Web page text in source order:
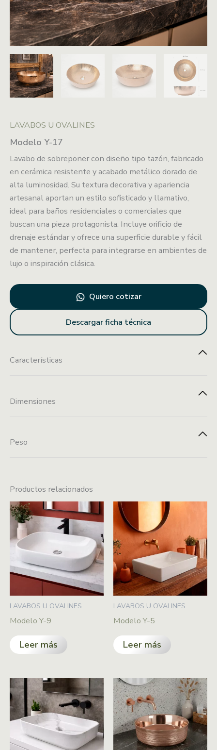
LAVABOS U OVALINES
Modelo Y-17
Lavabo de sobreponer con diseño tipo tazón, fabricado
en cerámica resistente y acabado metálico dorado de
alta luminosidad. Su textura decorativa y apariencia
artesanal aportan un estilo sofisticado y llamativo,
ideal para baños residenciales o comerciales que
buscan una pieza protagonista. Incluye orificio de
drenaje estándar y ofrece una superficie durable y fácil
de mantener, perfecta para integrarse en ambientes de
lujo o inspiración clásica.
Quiero cotizar
Descargar ficha técnica
Características
Acabado
Material
cerámica
Durabilidad
Dimensiones
Peso
Productos relacionados
LAVABOS U OVALINES
Modelo Y-9
Leer más
LAVABOS U OVALINES
Modelo Y-5
Leer más